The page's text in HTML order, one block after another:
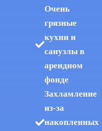
Очень
грязные
кухни и
санузлы в
арендном
фонде
Захламление
из-за
накопленных